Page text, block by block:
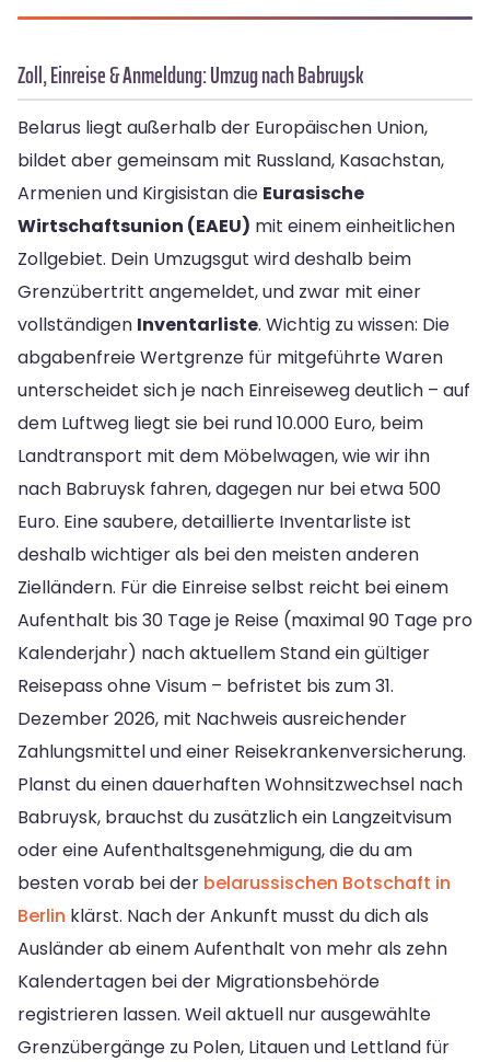
Zoll, Einreise & Anmeldung: Umzug nach Babruysk
Belarus liegt außerhalb der Europäischen Union,
bildet aber gemeinsam mit Russland, Kasachstan,
Armenien und Kirgisistan die Eurasische
Wirtschaftsunion (EAEU) mit einem einheitlichen
Zollgebiet. Dein Umzugsgut wird deshalb beim
Grenzübertritt angemeldet, und zwar mit einer
vollständigen Inventarliste. Wichtig zu wissen: Die
abgabenfreie Wertgrenze für mitgeführte Waren
unterscheidet sich je nach Einreiseweg deutlich – auf
dem Luftweg liegt sie bei rund 10.000 Euro, beim
Landtransport mit dem Möbelwagen, wie wir ihn
nach Babruysk fahren, dagegen nur bei etwa 500
Euro. Eine saubere, detaillierte Inventarliste ist
deshalb wichtiger als bei den meisten anderen
Zielländern. Für die Einreise selbst reicht bei einem
Aufenthalt bis 30 Tage je Reise (maximal 90 Tage pro
Kalenderjahr) nach aktuellem Stand ein gültiger
Reisepass ohne Visum – befristet bis zum 31.
Dezember 2026, mit Nachweis ausreichender
Zahlungsmittel und einer Reisekrankenversicherung.
Planst du einen dauerhaften Wohnsitzwechsel nach
Babruysk, brauchst du zusätzlich ein Langzeitvisum
oder eine Aufenthaltsgenehmigung, die du am
besten vorab bei der belarussischen Botschaft in
Berlin klärst. Nach der Ankunft musst du dich als
Ausländer ab einem Aufenthalt von mehr als zehn
Kalendertagen bei der Migrationsbehörde
registrieren lassen. Weil aktuell nur ausgewählte
Grenzübergänge zu Polen, Litauen und Lettland für